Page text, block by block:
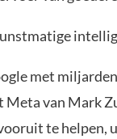
met
van Mark
te helpen,